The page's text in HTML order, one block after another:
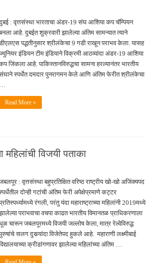
: वृत्तसंस्था भारताचा अंडर-19 संघ आशिया कप चॅम्पियन
आहे. दुबईत शुक्रवारी झालेल्या अंतिम सामन्यात त्याने
पद्धतीनुसार श्रीलंकेचा 9 गडी राखून पराभव केला. यासह
इंडियन टीम इंडियाने विक्रमी आठव्यांदा अंडर-19 आशिया
जिंकला आहे. पाकिस्तानविरुद्धचा सामना हरल्यानंतर भारतीय
स्पर्धेत दमदार पुनरागमन केले आणि अंतिम फेरीत श्रीलंकेचा
…
Read More »
महिलांची विजयी पताका
: वृत्तसंस्था बहुप्रतिक्षित वरिष्ठ राष्ट्रीय खो-खो अजिंक्यपद
दोन्ही गटांची अंतिम फेरी अपेक्षेप्रमाणे कट्टर
रंगली, परंतु यंदा महाराष्ट्राच्या महिलांनी 2019मध्ये
पराभवाचा वचपा काढत भारतीय विमानतळ प्राधिकरणाला
चारून जबलपूरमध्ये विजयी जल्लोष केला, मात्र रेल्वेविरुद्ध
सलग दुसर्‍यांदा विजेतेपद हुकले आहे. महाराणी लक्ष्मीबाई
क्रीडांगणावर झालेल्या महिलांच्या अंतिम …